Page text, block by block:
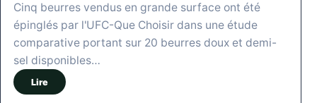
Cinq beurres vendus en grande surface ont été
épinglés par l'UFC-Que Choisir dans une étude
comparative portant sur 20 beurres doux et demi-
sel disponibles…
Lire